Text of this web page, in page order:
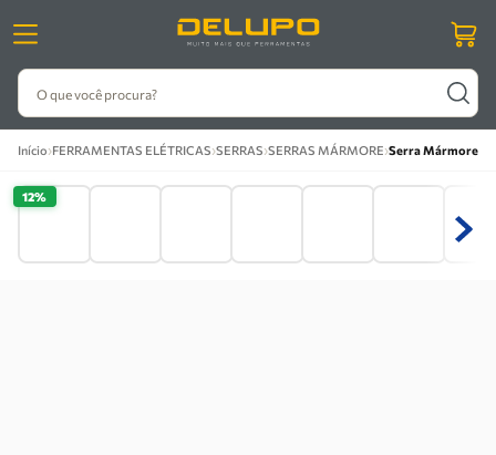
O que você procura?
Início›FERRAMENTAS ELÉTRICAS›SERRAS›SERRAS MÁRMORE›Serra Mármore 5''
12%